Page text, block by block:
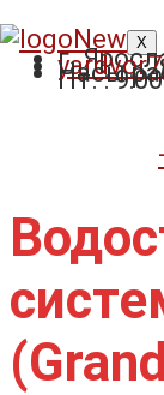
X
г.
Часы
Пт. :